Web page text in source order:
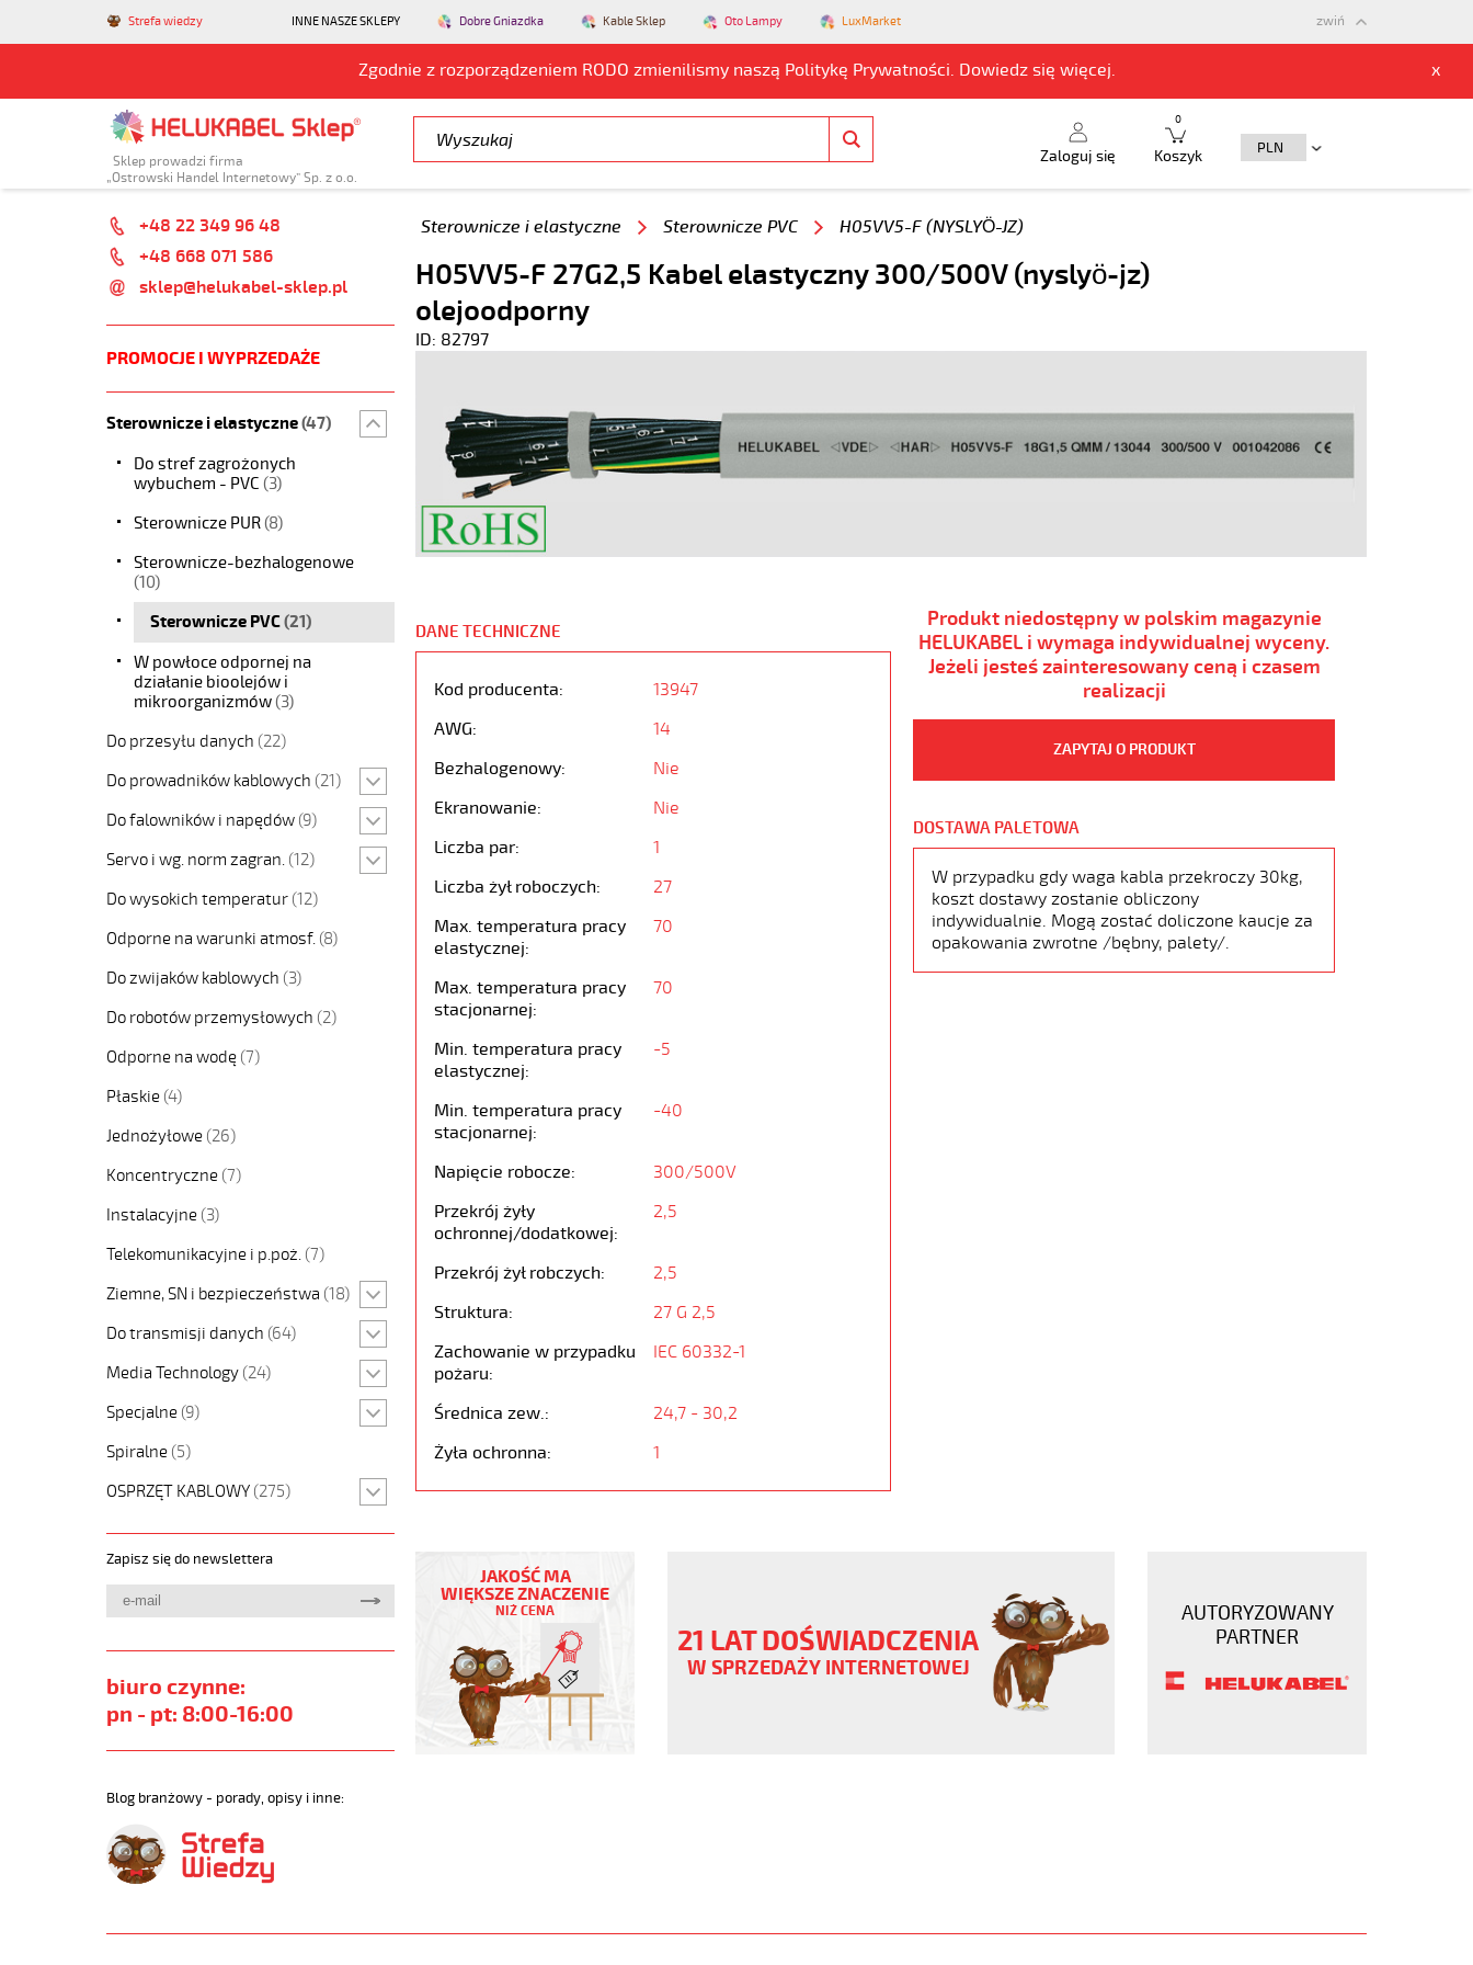
Strefa wiedzy INNE NASZE SKLEPY Dobre Gniazdka Kable Sklep Oto Lampy LuxMarket
Zgodnie z rozporządzeniem RODO zmienilismy naszą Politykę Prywatności. Dowiedz się więcej. x
zwiń
Sklep prowadzi firma
„Ostrowski Handel Internetowy” Sp. z o.o.
Zaloguj się Koszyk
0
+48 22 349 96 48
+48 668 071 586
sklep@helukabel-sklep.pl
PROMOCJE I WYPRZEDAŻE
Sterownicze i elastyczne(47)
Do stref zagrożonych
wybuchem - PVC (3)
Sterownicze PUR(8)
Sterownicze-bezhalogenowe
(10)
Sterownicze PVC(21)
W powłoce odpornej na
działanie bioolejów i
mikroorganizmów(3)
Do przesyłu danych (22)
Do prowadników kablowych (21)
Do falowników i napędów (9)
Servo i wg. norm zagran. (12)
Do wysokich temperatur (12)
Odporne na warunki atmosf. (8)
Do zwijaków kablowych (3)
Do robotów przemysłowych (2)
Odporne na wodę (7)
Płaskie (4)
Jednożyłowe (26)
Koncentryczne (7)
Instalacyjne (3)
Telekomunikacyjne i p.poż. (7)
Ziemne, SN i bezpieczeństwa (18)
Do transmisji danych (64)
Media Technology (24)
Specjalne (9)
Spiralne (5)
OSPRZĘT KABLOWY (275)
Zapisz się do newslettera
biuro czynne:
pn - pt: 8:00-16:00
Blog branżowy - porady, opisy i inne:
Sterownicze i elastyczne Sterownicze PVC H05VV5-F (NYSLYÖ-JZ)
H05VV5-F 27G2,5 Kabel elastyczny 300/500V (nyslyö-jz)
olejoodporny
ID: 82797
DANE TECHNICZNE
Kod producenta:
13947
AWG:
14
Bezhalogenowy:
Nie
Ekranowanie:
Nie
Liczba par:
1
Liczba żył roboczych:
27
Max. temperatura pracy
elastycznej:
70
Max. temperatura pracy
stacjonarnej:
70
Min. temperatura pracy
elastycznej:
-5
Min. temperatura pracy
stacjonarnej:
-40
Napięcie robocze:
300/500V
Przekrój żyły
ochronnej/dodatkowej:
2,5
Przekrój żył robczych:
2,5
Struktura:
27 G 2,5
Zachowanie w przypadku
pożaru:
IEC 60332-1
Średnica zew.:
24,7 - 30,2
Żyła ochronna:
1
Produkt niedostępny w polskim magazynie
HELUKABEL i wymaga indywidualnej wyceny.
Jeżeli jesteś zainteresowany ceną i czasem
realizacji
ZAPYTAJ O PRODUKT
DOSTAWA PALETOWA
W przypadku gdy waga kabla przekroczy 30kg,
koszt dostawy zostanie obliczony
indywidualnie. Mogą zostać doliczone kaucje za
opakowania zwrotne /bębny, palety/.
27G2,5
Kabel
300/500V
(nyslyö-
olejoodporny
https://www.static.helukabel-
37g2-
JAKOŚĆ MA
WIĘKSZE ZNACZENIE
NIŻ CENA
21 LAT DOŚWIADCZENIA
W SPRZEDAŻY INTERNETOWEJ
AUTORYZOWANY
PARTNER